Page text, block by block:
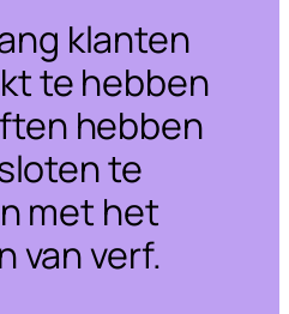
klanten
te hebben
hebben
te
met het
van verf.